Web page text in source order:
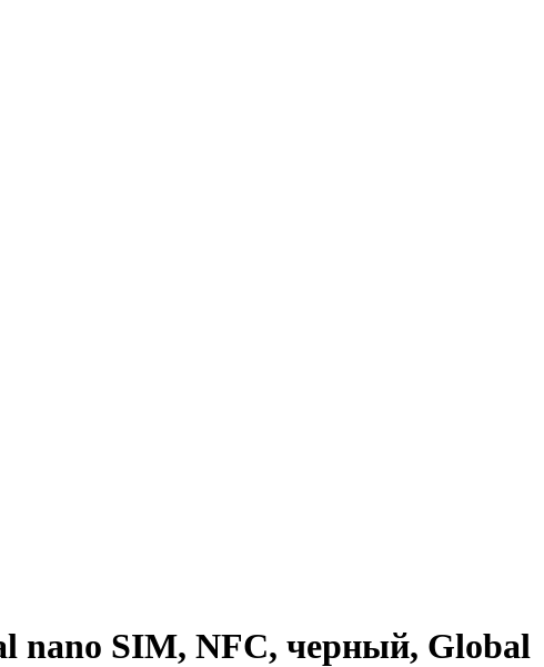
nano SIM, NFC, черный, Global